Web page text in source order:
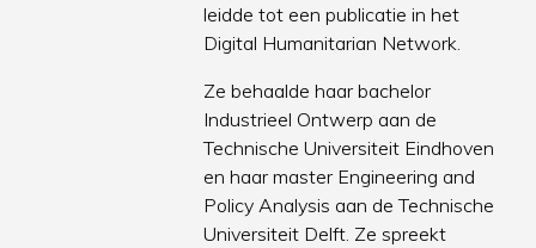
leidde tot een publicatie in het
Digital Humanitarian Network.
Ze behaalde haar bachelor
Industrieel Ontwerp aan de
Technische Universiteit Eindhoven
en haar master Engineering and
Policy Analysis aan de Technische
Universiteit Delft. Ze spreekt